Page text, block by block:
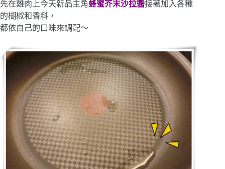
先在雞肉上今天新品主角蜂蜜芥末沙拉醬接著加入各種
的楜椒和香料，
都依自己的口味來調配～